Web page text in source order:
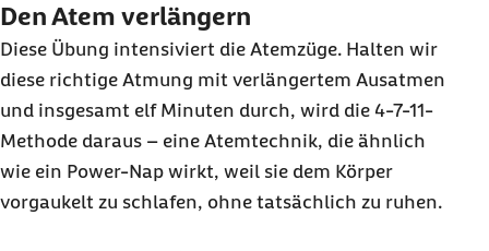
Den Atem verlängern
Diese Übung intensiviert die Atemzüge. Halten wir
diese richtige Atmung mit verlängertem Ausatmen
und insgesamt elf Minuten durch, wird die 4-7-11-
Methode daraus – eine Atemtechnik, die ähnlich
wie ein Power-Nap wirkt, weil sie dem Körper
vorgaukelt zu schlafen, ohne tatsächlich zu ruhen.